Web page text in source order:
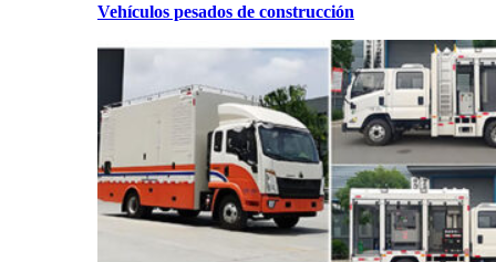
Vehículos pesados de construcción